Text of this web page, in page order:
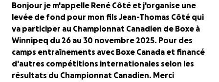
Bonjour je m'appelle René Côté et j'organise une
levée de fond pour mon fils Jean-Thomas Côté qui
va participer au Championnat Canadien de Boxe à
Winnipeq du 26 au 30 novembre 2025. Pour des
camps entraînements avec Boxe Canada et financé
d'autres compétitions internationales selon les
résultats du Championnat Canadien. Merci